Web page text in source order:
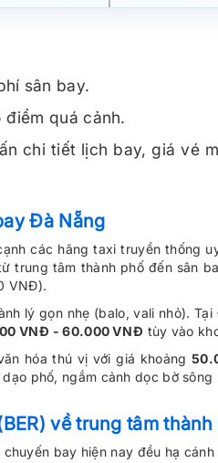
sân bay.
quá cảnh.
chi tiết lịch bay, giá vé
Đà Nẵng
các hãng taxi truyền thống
trung tâm thành phố đến sân
VNĐ).
lý gọn nhẹ (balo, vali nhỏ).
VNĐ - 60.000 VNĐ tùy vào
hóa thú vị với giá khoảng
phố, ngắm cảnh dọc bờ
về trung tâm
bay hiện nay đều hạ